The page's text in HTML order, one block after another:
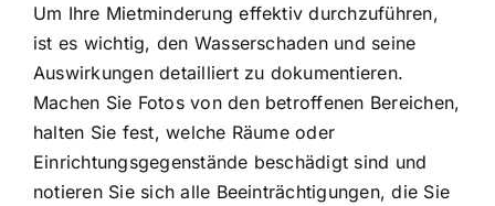
Um Ihre Mietminderung effektiv durchzuführen,
ist es wichtig, den Wasserschaden und seine
Auswirkungendetailliert zu dokumentieren.
Machen Sie Fotos von den betroffenen Bereichen,
halten Sie fest, welche Räume oder
Einrichtungsgegenstände beschädigt sind und
notieren Sie sich alle Beeinträchtigungen, die Sie